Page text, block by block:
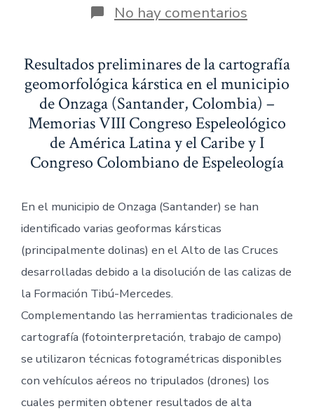
No hay comentarios
Análisis
Dolinas
de
Onzaga
Resultados preliminares de la cartografía
geomorfológica kárstica en el municipio
de Onzaga (Santander, Colombia) –
Memorias VIII Congreso Espeleológico
de América Latina y el Caribe y I
Congreso Colombiano de Espeleología
En el municipio de Onzaga (Santander) se han
identificado varias geoformas kársticas
(principalmente dolinas) en el Alto de las Cruces
desarrolladas debido a la disolución de las calizas de
la Formación Tibú-Mercedes.
Complementando las herramientas tradicionales de
cartografía (fotointerpretación, trabajo de campo)
se utilizaron técnicas fotogramétricas disponibles
con vehículos aéreos no tripulados (drones) los
cuales permiten obtener resultados de alta